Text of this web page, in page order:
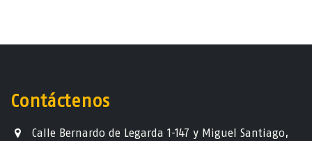
Contáctenos
Calle Bernardo de Legarda 1-147 y Miguel Santiago,